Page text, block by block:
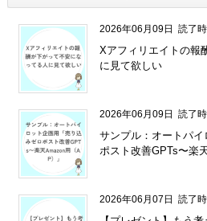
2026年06月09日 読了
Xアフィリエイトの報
に見て欲しい
2026年06月09日 読了
サンプル：オートパ
ポスト改善GPTs〜楽
2026年06月07日 読了